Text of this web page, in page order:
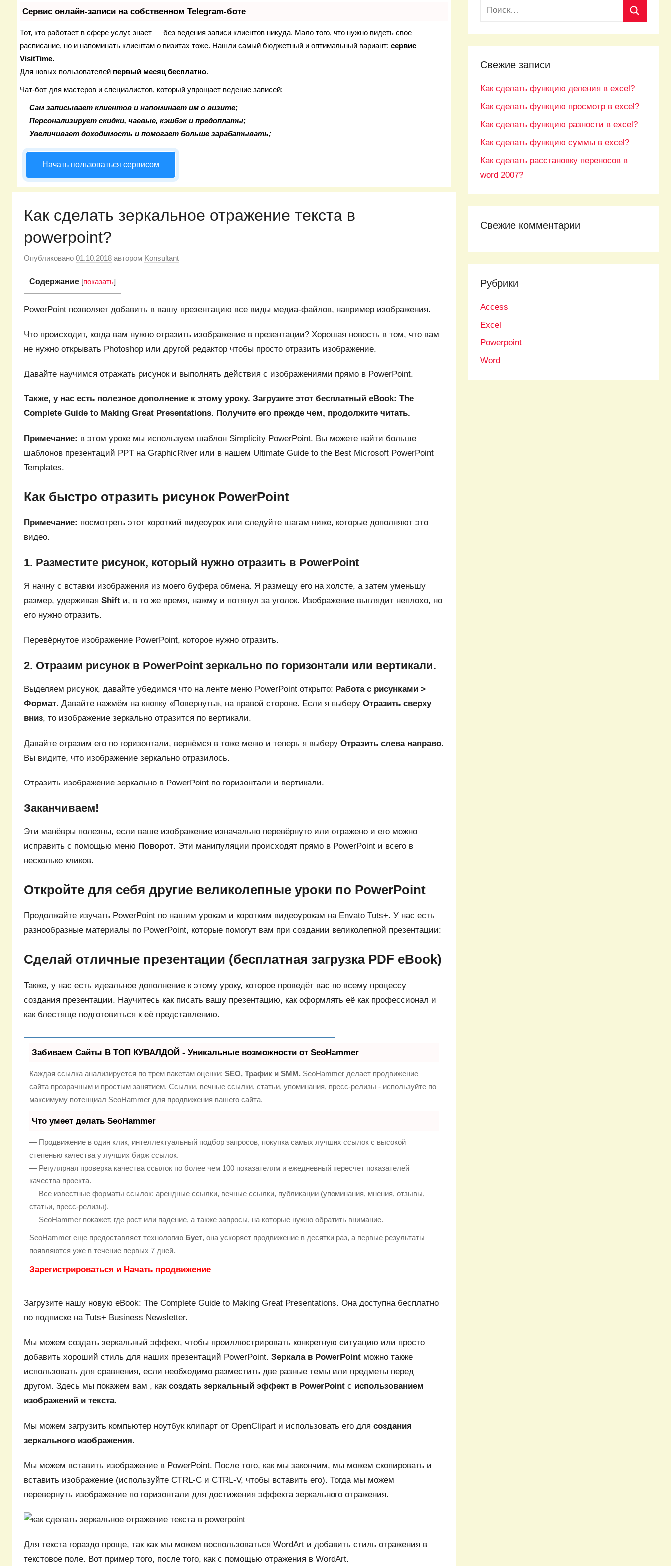
Сервис онлайн-записи на собственном Telegram-боте
Тот, кто работает в сфере услуг, знает — без ведения записи клиентов никуда. Мало того, что нужно видеть свое
расписание, но и напоминать клиентам о визитах тоже. Нашли самый бюджетный и оптимальный вариант: сервис
VisitTime.
Для новых пользователей первый месяц бесплатно.
Чат-бот для мастеров и специалистов, который упрощает ведение записей:
— Сам записывает клиентов и напоминает им о визите;
— Персонализирует скидки, чаевые, кэшбэк и предоплаты;
— Увеличивает доходимость и помогает больше зарабатывать;
Начать пользоваться сервисом
Как сделать зеркальное отражение текста в
powerpoint?
Опубликовано 01.10.2018 автором Konsultant
Содержание [показать]
PowerPoint позволяет добавить в вашу презентацию все виды медиа-файлов, например изображения.
Что происходит, когда вам нужно отразить изображение в презентации? Хорошая новость в том, что вам
не нужно открывать Photoshop или другой редактор чтобы просто отразить изображение.
Давайте научимся отражать рисунок и выполнять действия с изображениями прямо в PowerPoint.
Также, у нас есть полезное дополнение к этому уроку. Загрузите этот бесплатный eBook: The
Complete Guide to Making Great Presentations. Получите его прежде чем, продолжите читать.
Примечание: в этом уроке мы используем шаблон Simplicity PowerPoint. Вы можете найти больше
шаблонов презентаций PPT на GraphicRiver или в нашем Ultimate Guide to the Best Microsoft PowerPoint
Templates.
Как быстро отразить рисунок PowerPoint
Примечание: посмотреть этот короткий видеоурок или следуйте шагам ниже, которые дополняют это
видео.
1. Разместите рисунок, который нужно отразить в PowerPoint
Я начну с вставки изображения из моего буфера обмена. Я размещу его на холсте, а затем уменьшу
размер, удерживая Shift и, в то же время, нажму и потянул за уголок. Изображение выглядит неплохо, но
его нужно отразить.
Перевёрнутое изображение PowerPoint, которое нужно отразить.
2. Отразим рисунок в PowerPoint зеркально по горизонтали или вертикали.
Выделяем рисунок, давайте убедимся что на ленте меню PowerPoint открыто: Работа с рисунками >
Формат. Давайте нажмём на кнопку «Повернуть», на правой стороне. Если я выберу Отразить сверху
вниз, то изображение зеркально отразится по вертикали.
Давайте отразим его по горизонтали, вернёмся в тоже меню и теперь я выберу Отразить слева направо.
Вы видите, что изображение зеркально отразилось.
Отразить изображение зеркально в PowerPoint по горизонтали и вертикали.
Заканчиваем!
Эти манёвры полезны, если ваше изображение изначально перевёрнуто или отражено и его можно
исправить с помощью меню Поворот. Эти манипуляции происходят прямо в PowerPoint и всего в
несколько кликов.
Откройте для себя другие великолепные уроки по PowerPoint
Продолжайте изучать PowerPoint по нашим урокам и коротким видеоурокам на Envato Tuts+. У нас есть
разнообразные материалы по PowerPoint, которые помогут вам при создании великолепной презентации:
Сделай отличные презентации (бесплатная загрузка PDF eBook)
Также, у нас есть идеальное дополнение к этому уроку, которое проведёт вас по всему процессу
создания презентации. Научитесь как писать вашу презентацию, как оформлять её как профессионал и
как блестяще подготовиться к её представлению.
Забиваем Сайты В ТОП КУВАЛДОЙ - Уникальные возможности от SeoHammer
Каждая ссылка анализируется по трем пакетам оценки: SEO, Трафик и SMM. SeoHammer делает продвижение
сайта прозрачным и простым занятием. Ссылки, вечные ссылки, статьи, упоминания, пресс-релизы - используйте по
максимуму потенциал SeoHammer для продвижения вашего сайта.
Что умеет делать SeoHammer
— Продвижение в один клик, интеллектуальный подбор запросов, покупка самых лучших ссылок с высокой
степенью качества у лучших бирж ссылок.
— Регулярная проверка качества ссылок по более чем 100 показателям и ежедневный пересчет показателей
качества проекта.
— Все известные форматы ссылок: арендные ссылки, вечные ссылки, публикации (упоминания, мнения, отзывы,
статьи, пресс-релизы).
— SeoHammer покажет, где рост или падение, а также запросы, на которые нужно обратить внимание.
SeoHammer еще предоставляет технологию Буст, она ускоряет продвижение в десятки раз, а первые результаты
появляются уже в течение первых 7 дней.
Зарегистрироваться и Начать продвижение
Загрузите нашу новую eBook: The Complete Guide to Making Great Presentations. Она доступна бесплатно
по подписке на Tuts+ Business Newsletter.
Мы можем создать зеркальный эффект, чтобы проиллюстрировать конкретную ситуацию или просто
добавить хороший стиль для наших презентаций PowerPoint. Зеркала в PowerPoint можно также
использовать для сравнения, если необходимо разместить две разные темы или предметы перед
другом. Здесь мы покажем вам , как создать зеркальный эффект в PowerPoint с использованием
изображений и текста.
Мы можем загрузить компьютер ноутбук клипарт от OpenClipart и использовать его для создания
зеркального изображения.
Мы можем вставить изображение в PowerPoint. После того, как мы закончим, мы можем скопировать и
вставить изображение (используйте CTRL-C и CTRL-V, чтобы вставить его). Тогда мы можем
перевернуть изображение по горизонтали для достижения эффекта зеркального отражения.
Для текста гораздо проще, так как мы можем воспользоваться WordArt и добавить стиль отражения в
текстовое поле. Вот пример того, после того, как с помощью отражения в WordArt.
Свежие записи
Как сделать функцию деления в excel?
Как сделать функцию просмотр в excel?
Как сделать функцию разности в excel?
Как сделать функцию суммы в excel?
Как сделать расстановку переносов в
word 2007?
Свежие комментарии
Рубрики
Access
Excel
Powerpoint
Word